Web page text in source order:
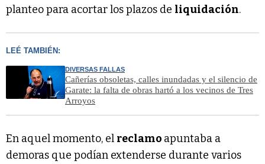
planteo para acortar los plazos de liquidación.
LEÉ TAMBIÉN:
DIVERSAS FALLAS
Cañerías obsoletas, calles inundadas y el silencio de
Garate: la falta de obras hartó a los vecinos de Tres
Arroyos
En aquel momento, el reclamo apuntaba a
demoras que podían extenderse durante varios